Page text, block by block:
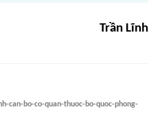
Trần Lĩnh
can-bo-co-quan-thuoc-bo-quoc-phong-